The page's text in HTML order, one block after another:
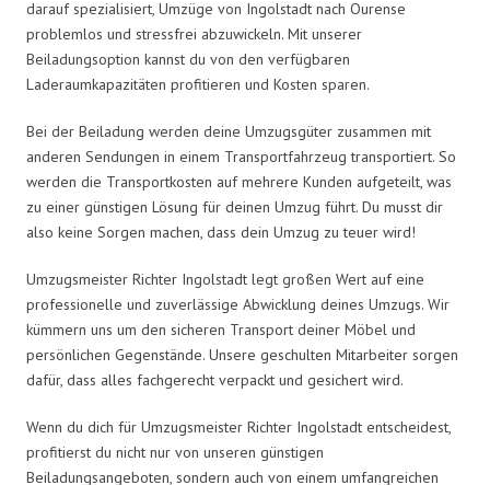
darauf spezialisiert, Umzüge von Ingolstadt nach Ourense
problemlos und stressfrei abzuwickeln. Mit unserer
Beiladungsoption kannst du von den verfügbaren
Laderaumkapazitäten profitieren und Kosten sparen.
Bei der Beiladung werden deine Umzugsgüter zusammen mit
anderen Sendungen in einem Transportfahrzeug transportiert. So
werden die Transportkosten auf mehrere Kunden aufgeteilt, was
zu einer günstigen Lösung für deinen Umzug führt. Du musst dir
also keine Sorgen machen, dass dein Umzug zu teuer wird!
Umzugsmeister Richter Ingolstadt legt großen Wert auf eine
professionelle und zuverlässige Abwicklung deines Umzugs. Wir
kümmern uns um den sicheren Transport deiner Möbel und
persönlichen Gegenstände. Unsere geschulten Mitarbeiter sorgen
dafür, dass alles fachgerecht verpackt und gesichert wird.
Wenn du dich für Umzugsmeister Richter Ingolstadt entscheidest,
profitierst du nicht nur von unseren günstigen
Beiladungsangeboten, sondern auch von einem umfangreichen